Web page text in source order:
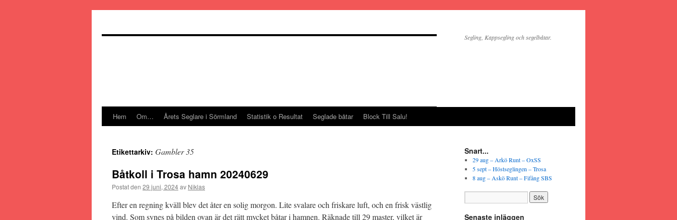
innehåll
Segling, Kappsegling och segelbåtar.
Hem Om… Årets Seglare i Sörmland Statistik o Resultat Seglade båtar Block Till Salu!
Etikettarkiv: Gambler 35
Båtkoll i Trosa hamn 20240629
Postat den 29 juni, 2024av Niklas
Efter en regning kväll blev det åter en solig morgon. Lite svalare och friskare luft, och en frisk västlig
vind. Som synes på bilden ovan är det rätt mycket båtar i hamnen. Räknade till 29 master, vilket är
Snart...
29 aug – Arkö Runt – OxSS
5 sept – Höstseglingen – Trosa
8 aug – Askö Runt – Fifång SBS
Senaste inläggen